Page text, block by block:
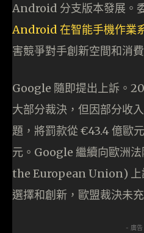
Android 分支版本發展。
Android 在智能手機作業
害競爭對手創新空間和消
Google 隨即提出上訴。
大部分裁決，但因部分收
題，將罰款從 €43.4 億歐
元。Google 繼續向歐洲
the European Union) 上
選擇和創新，歐盟裁決未
- 廣